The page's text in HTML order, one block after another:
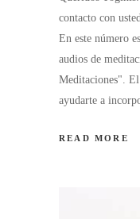
contacto con
En este número
audios de
Meditaciones". El
ayudarte a
READ MORE